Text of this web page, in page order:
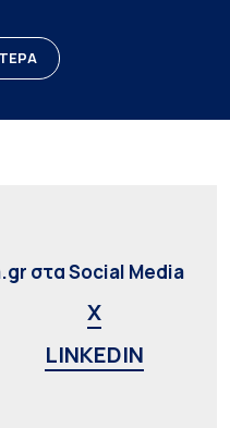
στα Social Media
X
LINKEDIN